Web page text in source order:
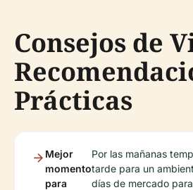
Consejos de
Prácticas
Mejor
momento
para
Por las mañanas
tarde para un
días de mercado